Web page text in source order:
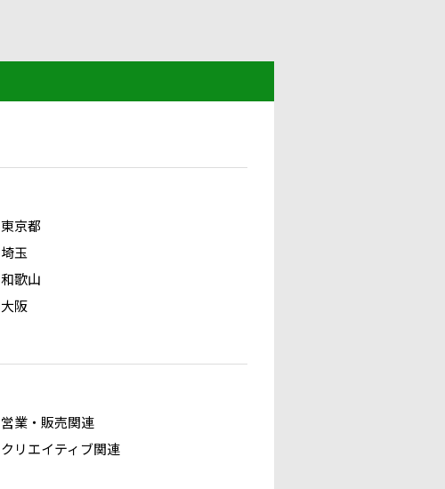
東京都
埼玉
和歌山
大阪
営業・販売関連
クリエイティブ関連